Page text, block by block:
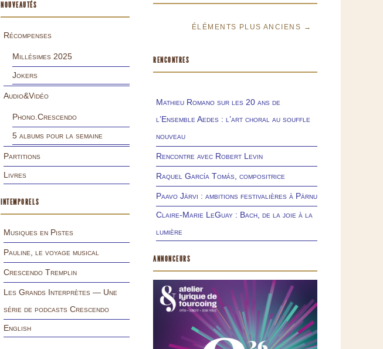
NOUVEAUTÉS
Récompenses
Millésimes 2025
Jokers
Audio&Vidéo
Phono.Crescendo
5 albums pour la semaine
Partitions
Livres
INTEMPORELS
Musiques en Pistes
Pauline, le voyage musical
Crescendo Tremplin
Les Grands Interprètes — Une
série de podcasts Crescendo
English
ÉLÉMENTS PLUS ANCIENS →
RENCONTRES
Mathieu Romano sur les 20 ans de
l’Ensemble Aedes : l’art choral au souffle
nouveau
Rencontre avec Robert Levin
Raquel García Tomás, compositrice
Paavo Järvi : ambitions festivalières à Pärnu
Claire-Marie LeGuay : Bach, de la joie à la
lumière
ANNONCEURS